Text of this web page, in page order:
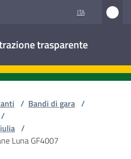
ITA
trasparente
/ Bandi di gara /
/
/
Luna GF4007